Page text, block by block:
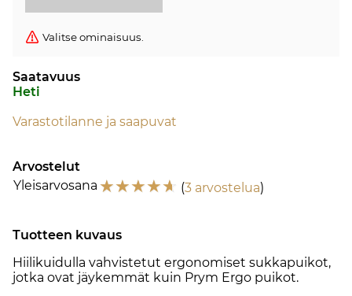
Valitse ominaisuus.
Saatavuus
Heti
Varastotilanne ja saapuvat
Arvostelut
Yleisarvosana ☆☆☆☆☆ (3 arvostelua)
Tuotteen kuvaus
Hiilikuidulla vahvistetut ergonomiset sukkapuikot,
jotka ovat jäykemmät kuin Prym Ergo puikot.